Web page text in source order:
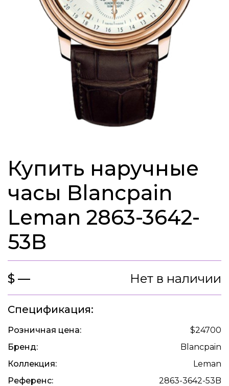
Купить наручные
часы Blancpain
Leman 2863-3642-
53B
$ — Нет в наличии
Спецификация:
Розничная цена:
$24700
Бренд:
Blancpain
Коллекция:
Leman
Референс:
2863-3642-53B